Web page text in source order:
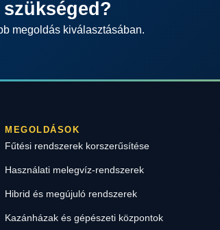
megoldás kiválasztásában.
MEGOLDÁSOK
Fűtési rendszerek korszerűsítése
Használati melegvíz-rendszerek
Hibrid és megújuló rendszerek
Kazánházak és gépészeti központok